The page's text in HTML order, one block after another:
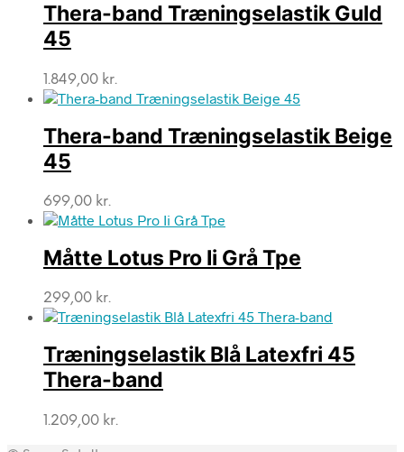
Thera-band Træningselastik Guld
45
1.849,00 kr.
Thera-band Træningselastik Beige
45
699,00 kr.
Måtte Lotus Pro Ii Grå Tpe
299,00 kr.
Træningselastik Blå Latexfri 45
Thera-band
1.209,00 kr.